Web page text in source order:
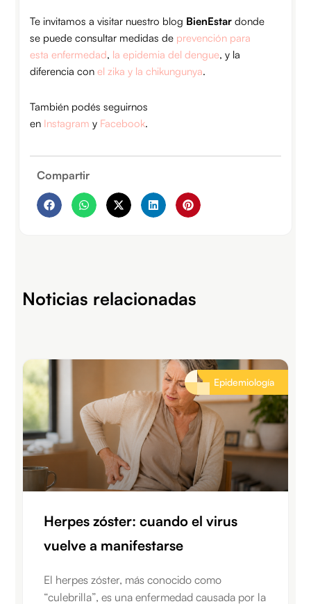
Te invitamos a visitar nuestro blog BienEstar donde
se puede consultar medidas de prevención para
esta enfermedad, la epidemia del dengue, y la
diferencia conel zika y la chikungunya.
También podés seguirnos
en Instagram y Facebook.
Compartir
Noticias relacionadas
Epidemiología
Herpes zóster: cuando el virus
vuelve a manifestarse
El herpes zóster, más conocido como
“culebrilla”, es una enfermedad causada por la